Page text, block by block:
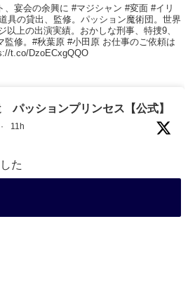
、宴会の余興に #マジシャン #変面 #イリ
具の貸出、監修。パッション魔術団。世界
以上の出演実績。おかしな刑事、特捜9、
監修。#秋葉原 #小田原 お仕事のご依頼は
t.co/DzoECxgQQO
パッションプリンセス【公式】
· 11h
た
山旅 白浜町・白良湯」